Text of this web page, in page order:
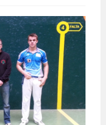
publication :